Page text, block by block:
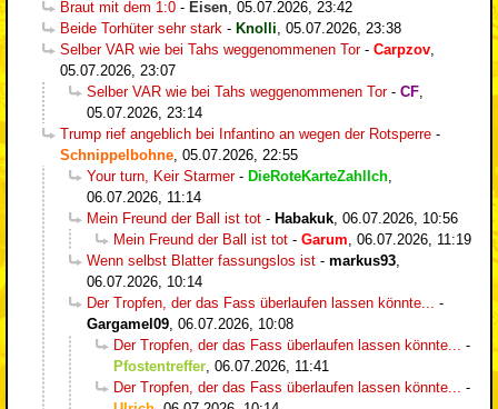
Braut mit dem 1:0 - Eisen 05.07.2026, 23:42
Beide Torhüter sehr stark - Knolli 05.07.2026, 23:38
Selber VAR wie bei Tahs weggenommenen Tor- Carpzov
05.07.2026, 23:07
Selber VAR wie bei Tahs weggenommenen Tor- CF
05.07.2026, 23:14
Trump rief angeblich bei Infantino an wegen der Rotsperre -
Schnippelbohne 05.07.2026, 22:55
Your turn, Keir Starmer- DieRoteKarteZahlIch
06.07.2026, 11:14
Mein Freund der Ball ist tot - Habakuk 06.07.2026, 10:56
Mein Freund der Ball ist tot - Garum 06.07.2026, 11:19
Wenn selbst Blatter fassungslos ist - markus93
06.07.2026, 10:14
Der Tropfen, der das Fass überlaufen lassen könnte...
-
Gargamel09 06.07.2026, 10:08
Der Tropfen, der das Fass überlaufen lassen könnte...
-
Pfostentreffer 06.07.2026, 11:41
Der Tropfen, der das Fass überlaufen lassen könnte...
-